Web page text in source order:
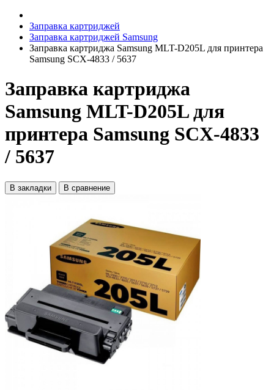
Заправка картриджей
Заправка картриджей Samsung
Заправка картриджа Samsung MLT-D205L для принтера
Samsung SCX-4833 / 5637
Заправка картриджа
Samsung MLT-D205L для
принтера Samsung SCX-4833
/ 5637
В закладки В сравнение